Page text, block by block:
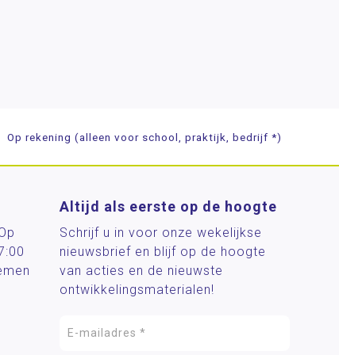
Op rekening (alleen voor school, praktijk, bedrijf *)
Altijd als eerste op de hoogte
Schrijf u in voor onze wekelijkse
nieuwsbrief en blijf op de hoogte
van acties en de nieuwste
ontwikkelingsmaterialen!